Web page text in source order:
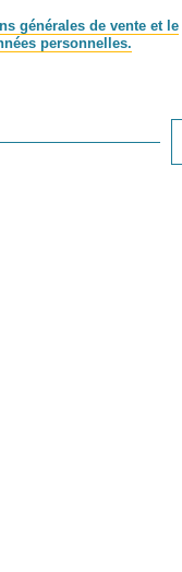
générales de vente et le
personnelles.